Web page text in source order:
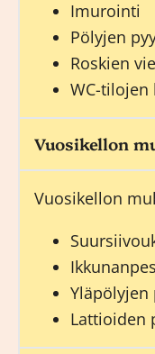
Imurointi
Pölyjen
Roskien
WC-
Vuosikellon
Vuosikellon
Lattioiden